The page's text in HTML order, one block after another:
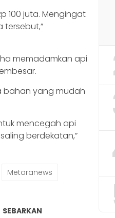
100 juta. Mengingat
tersebut,”
memadamkan api
bahan yang mudah
mencegah api
berdekatan,”
Metaranews
SEBARKAN